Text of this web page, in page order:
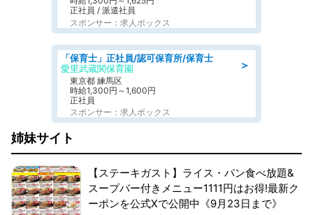
正社員 / 派遣社員
スポンサー：求人ボックス
＞
「保育士」正社員/認可保育所/保育士
愛里武蔵関保育園
東京都 練馬区
時給1,300円～1,600円
正社員
スポンサー：求人ボックス
姉妹サイト
【ステーキガスト】ライス・パン食べ放題&
スープバー付きメニュー1111円はお得!最新ク
ーポンを公式Xで公開中《9月23日まで》